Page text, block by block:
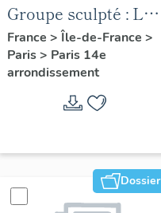
Groupe sculpté : Les
Adolescents
France > Île-de-France >
Paris> Paris 14e
arrondissement
Dossier